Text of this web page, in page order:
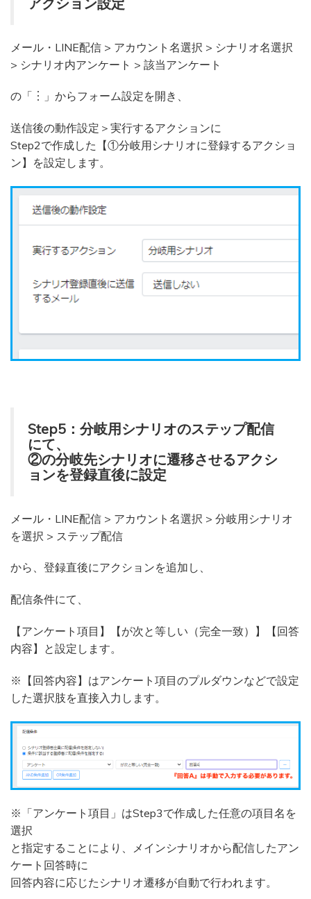
メール・LINE配信 > アカウント名選択 > シナリオ名選択
> シナリオ内アンケート > 該当アンケート
の「︙」からフォーム設定を開き、
送信後の動作設定＞実行するアクションに
Step2で作成した【①分岐用シナリオに登録するアクショ
ン】を設定します。
Step5：分岐用シナリオのステップ配信
にて、
②の分岐先シナリオに遷移させるアクシ
ョンを登録直後に設定
メール・LINE配信 > アカウント名選択 > 分岐用シナリオ
を選択 > ステップ配信
から、登録直後にアクションを追加し、
配信条件にて、
【アンケート項目】【が次と等しい（完全一致）】【回答
内容】と設定します。
※【回答内容】はアンケート項目のプルダウンなどで設定
した選択肢を直接入力します。
※「アンケート項目」はStep3で作成した任意の項目名を
選択
と指定することにより、メインシナリオから配信したアン
ケート回答時に
回答内容に応じたシナリオ遷移が自動で行われます。